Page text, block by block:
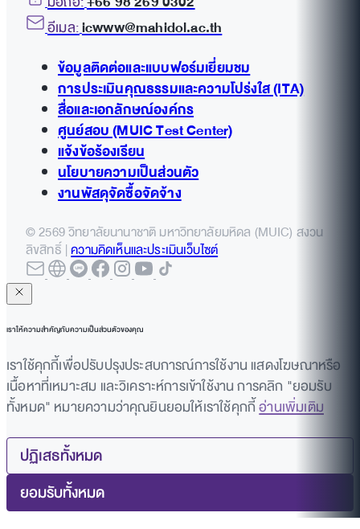
อีเมล:icwww@mahidol.ac.th
ข้อมูลติดต่อและแบบฟอร์มเยี่ยมชม
การประเมินคุณธรรมและความโปร่งใส (ITA)
สื่อและเอกลักษณ์องค์กร
ศูนย์สอบ (MUIC Test Center)
แจ้งข้อร้องเรียน
นโยบายความเป็นส่วนตัว
งานพัสดุจัดซื้อจัดจ้าง
© 2569 วิทยาลัยนานาชาติ มหาวิทยาลัยมหิดล (MUIC) สงวน
ลิขสิทธิ์ |ความคิดเห็นและประเมินเว็บไซต์
เราให้ความสำคัญกับความเป็นส่วนตัวของคุณ
เราใช้คุกกี้เพื่อปรับปรุงประสบการณ์การใช้งาน แสดงโฆษณาหรือ
เนื้อหาที่เหมาะสม และวิเคราะห์การเข้าใช้งาน การคลิก "ยอมรับ
ทั้งหมด" หมายความว่าคุณยินยอมให้เราใช้คุกกี้อ่านเพิ่มเติม
ปฏิเสธทั้งหมด
ยอมรับทั้งหมด